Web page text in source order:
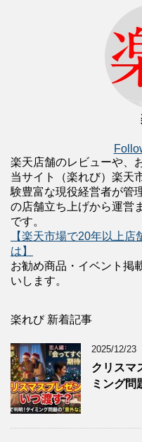
楽天店舗のレビューや、
当サイト（楽れび）楽天
験豊富な現役経営者が管
の店舗立ち上げから運営
です。
【楽天市場で20年以上
は】
お勧め商品・イベント掲
いします。
楽れび 新着記事
2025/12/23
クリスマ
ミング問